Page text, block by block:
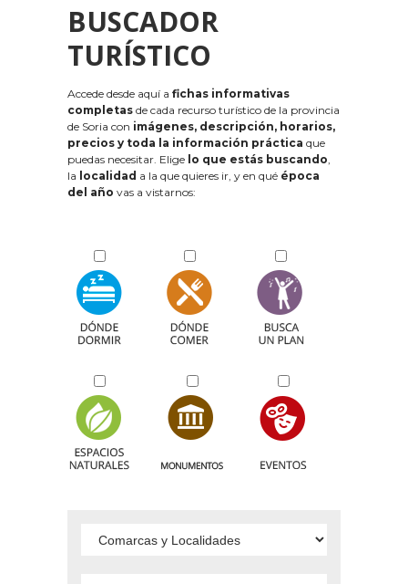
BUSCADOR
TURÍSTICO
Accede desde aquí a fichas informativas
completas de cada recurso turístico de la provincia
de Soria con imágenes, descripción, horarios,
precios y toda la información práctica que
puedas necesitar. Elige lo que estás buscando,
la localidad a la que quieres ir, y en qué época
del año vas a vistarnos: